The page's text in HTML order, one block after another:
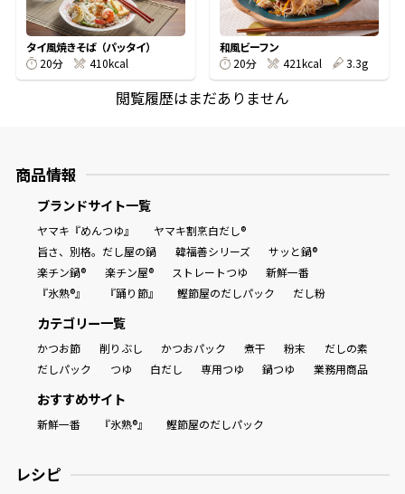
サッと鍋® 楽チン鍋®
めんつゆレシピ
割烹白だしレシピ
レシピ特設サイト
割烹白だしレシピ特集
だし巻き卵特集
かつおだしが決め手！簡単茶碗蒸し
タイ風焼きそば（パッタイ）
20分
410kcal
和風ビーフン
20分
421kcal 3.3g
閲覧履歴はまだありません
商品情報
ブランドサイト一覧
ヤマキ『めんつゆ』
ヤマキ割烹白だし®
旨さ、別格。だし屋の鍋
韓福善シリーズ
サッと鍋®
楽チン鍋®
楽チン屋® ストレートつゆ
新鮮一番
『氷熟®』
『踊り節』 鰹節屋のだしパック だし粉
カテゴリー一覧
かつお節 削りぶし かつおパック 煮干 粉末
だしの素
だしパック
つゆ 白だし 専用つゆ 鍋つゆ 業務用商品
おすすめサイト
新鮮一番 『氷熟®』 鰹節屋のだしパック
レシピ